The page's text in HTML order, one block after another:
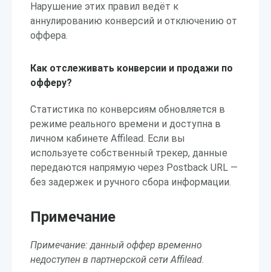
Нарушение этих правил ведёт к
аннулированию конверсий и отключению от
оффера.
Как отслеживать конверсии и продажи по
офферу?
Статистика по конверсиям обновляется в
режиме реального времени и доступна в
личном кабинете Affilead. Если вы
используете собственный трекер, данные
передаются напрямую через Postback URL —
без задержек и ручного сбора информации.
Примечание
Примечание: данный оффер временно
недоступен в партнерской сети Affilead.